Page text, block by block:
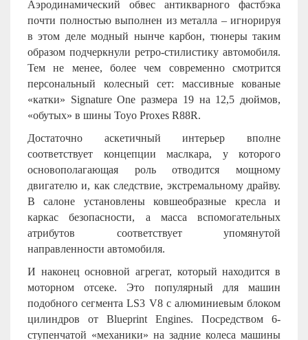
Аэродинамический обвес антикварного фастбэка
почти полностью выполнен из металла – игнорируя
в этом деле модный нынче карбон, тюнеры таким
образом подчеркнули ретро-стилистику автомобиля.
Тем не менее, более чем современно смотрится
персональный колесный сет: массивные кованые
«катки» Signature One размера 19 на 12,5 дюймов,
«обутых» в шины Toyo Proxes R88R.
Достаточно аскетичный интерьер вполне
соответствует концепции маслкара, у которого
основополагающая роль отводится мощному
двигателю и, как следствие, экстремальному драйву.
В салоне установлены ковшеобразные кресла и
каркас безопасности, а масса вспомогательных
атрибутов соответствует упомянутой
направленности автомобиля.
И наконец основной агрегат, который находится в
моторном отсеке. Это популярный для машин
подобного сегмента LS3 V8 с алюминиевым блоком
цилиндров от Blueprint Engines. Посредством 6-
ступенчатой «механики» на задние колеса машины